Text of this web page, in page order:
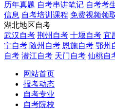
历年真题 自考串讲笔记 自考考
信息 自考培训课程 免费视频领
湖北地区自考
武汉自考 荆州自考 十堰自考 宜
宁自考 随州自考 恩施自考 鄂州
自考 潜江自考 天门自考 仙桃自
网站首页
报考动态
自考专业
自考院校